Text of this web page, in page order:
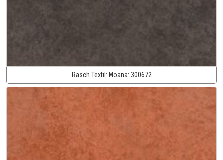
Rasch Textil: Moana: 300672